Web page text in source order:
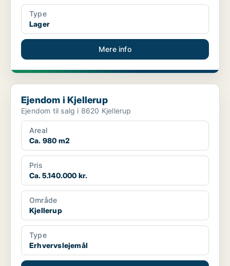
Type
Lager
Mere info
Ejendom i Kjellerup
Ejendom i Kjellerup
Ejendom til salg i 8620 Kjellerup
Areal
Ca. 980 m2
Pris
Ca. 5.140.000 kr.
Område
Kjellerup
Type
Erhvervslejemål